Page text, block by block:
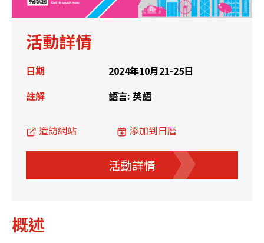
活動詳情
日期
2024年10月21-25日
註解
語言: 英語
造訪網站 添加到日曆
活動詳情
概述